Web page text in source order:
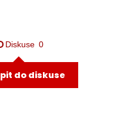
Diskuse 0
do diskuse